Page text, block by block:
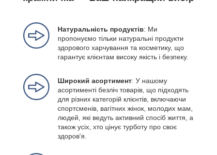
Натуральність продуктів: Ми
пропонуємо тільки натуральні продукти
здорового харчування та косметику, що
гарантує клієнтам високу якість і безпеку.
Широкий асортимент: У нашому
асортименті безліч товарів, що підходять
для різних категорій клієнтів, включаючи
спортсменів, вагітних жінок, молодих мам,
людей, які ведуть активний спосіб життя, а
також усіх, хто цінує турботу про своє
здоров'я.